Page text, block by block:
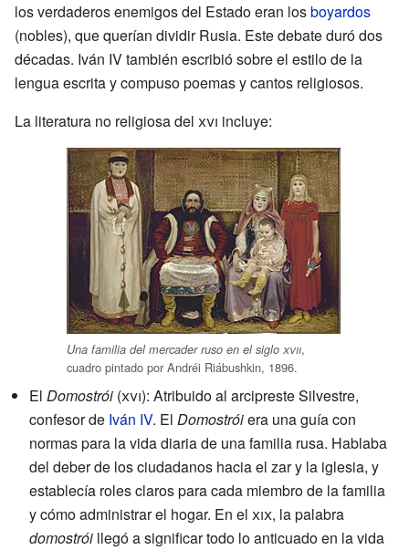
los verdaderos enemigos del Estado eran losboyardos
(nobles), que querían dividir Rusia. Este debate duró dos
décadas. Iván IV también escribió sobre el estilo de la
lengua escrita y compuso poemas y cantos religiosos.
La literatura no religiosa del xvi incluye:
Una familia del mercader ruso en el siglo xvii,
cuadro pintado por Andréi Riábushkin, 1896.
El Domostrói (xvi): Atribuido al arcipreste Silvestre,
confesor de Iván IV. El Domostróiera una guía con
normas para la vida diaria de una familia rusa. Hablaba
del deber de los ciudadanos hacia el zar y la iglesia, y
establecía roles claros para cada miembro de la familia
y cómo administrar el hogar. En el xix, la palabra
domostrói llegó a significar todo lo anticuado en la vida